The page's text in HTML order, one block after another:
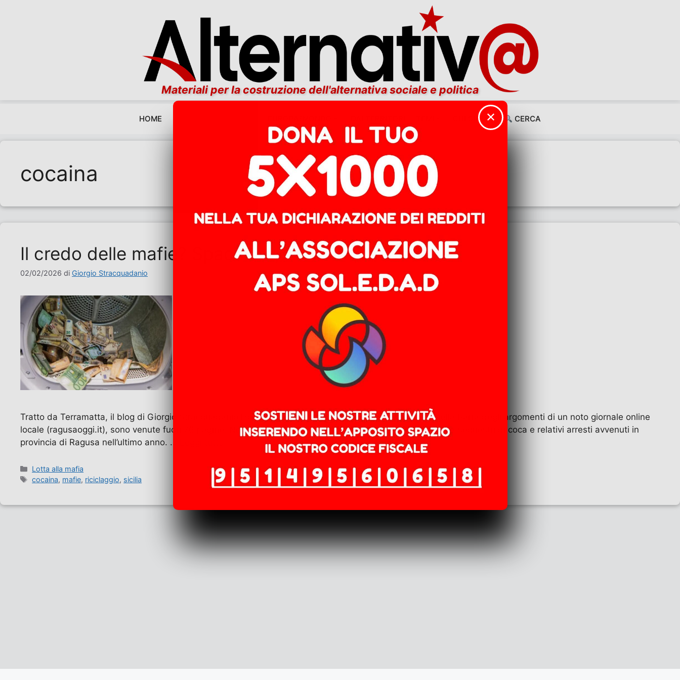
Materiali per la costruzione dell'alternativa sociale e politica
HOME CHI SIAMO CERCA
cocaina
Il credo delle mafie? Spacciare, investire, riciclare
02/02/2026 di Giorgio Stracquadanio
Tratto da Terramatta, il blog di Giorgio Stracquadanio Ho digitato la parola cocaina nella “lente” posta nella barra degli argomenti di un noto giornale online
locale (ragusaoggi.it), sono venute fuori 76 pagine. Nelle prime quattro ho contato circa 40 articoli relativi a sequestri di coca e relativi arresti avvenuti in
provincia di Ragusa nell’ultimo anno. …
Categorie
Lotta alla mafia
Tag
cocaina, mafie, riciclaggio, sicilia
✕